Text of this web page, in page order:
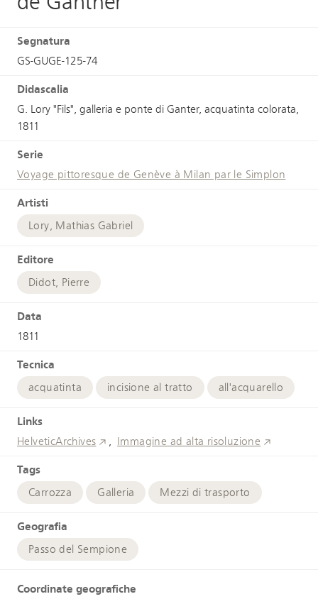
Segnatura
GS-GUGE-125-74
Didascalia
G. Lory "Fils", galleria e ponte di Ganter, acquatinta colorata,
1811
Serie
Voyage pittoresque de Genève à Milan par le Simplon
Artisti
Lory, Mathias Gabriel
Editore
Didot, Pierre
Data
1811
Tecnica
acquatinta incisione al tratto all'acquarello
Links
HelveticArchives Immagine ad alta risoluzione
Tags
Carrozza Galleria Mezzi di trasporto
Geografia
Passo del Sempione
Coordinate geografiche